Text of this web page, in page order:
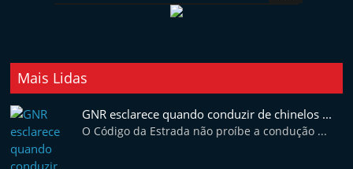
o
u
Mais Lidas
GNR esclarece quando conduzir de chinelos ...
O Código da Estrada não proíbe a condução ...